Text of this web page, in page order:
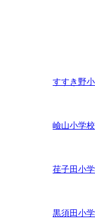
すすき野
嶮山小学校
荏子田小
黒須田小